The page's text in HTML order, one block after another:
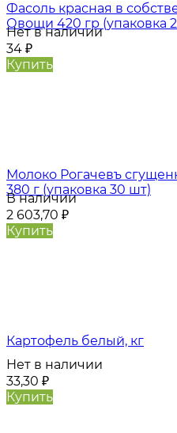
Фасоль красная в
Овощи 420 гр (упаковка
Нет в наличии
34 ₽
Купить
Молоко Рогачевъ
380 г (упаковка 30 шт)
В наличии
2 603,70 ₽
Купить
Картофель белый, кг
Нет в наличии
33,30 ₽
Купить